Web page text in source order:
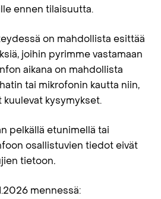
ennen tilaisuutta.
on mahdollista esittää
joihin pyrimme vastamaan
aikana on mahdollista
tai mikrofonin kautta niin,
kysymykset.
pelkällä etunimellä tai
osallistuvien tiedot eivät
tietoon.
mennessä: